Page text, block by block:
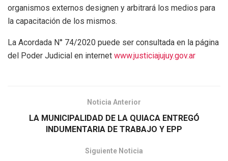
organismos externos designen y arbitrará los medios para
la capacitación de los mismos.
La Acordada N° 74/2020 puede ser consultada en la página
del Poder Judicial en internet www.justiciajujuy.gov.ar
Noticia Anterior
LA MUNICIPALIDAD DE LA QUIACA ENTREGÓ
INDUMENTARIA DE TRABAJO Y EPP
Siguiente Noticia